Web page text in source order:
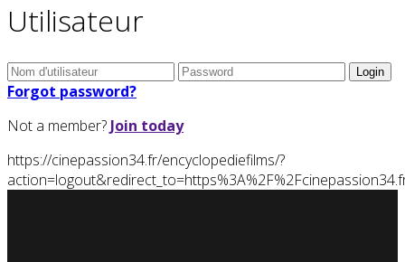
Utilisateur
Forgot password?
Not a member? Join today
https://cinepassion34.fr/encyclopediefilms/?